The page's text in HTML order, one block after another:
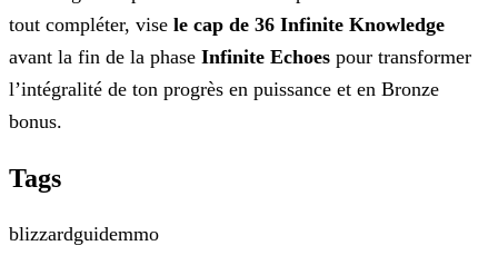
tout compléter, vise le cap de 36 Infinite Knowledge
avant la fin de la phase Infinite Echoes pour transformer
l’intégralité de ton progrès en puissance et en Bronze
bonus.
Tags
blizzardguidemmo